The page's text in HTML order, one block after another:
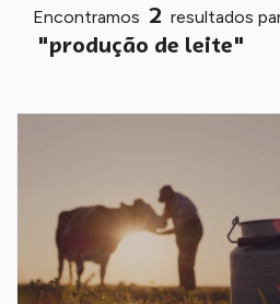
Encontramos 2 resultados
"produção de leite"